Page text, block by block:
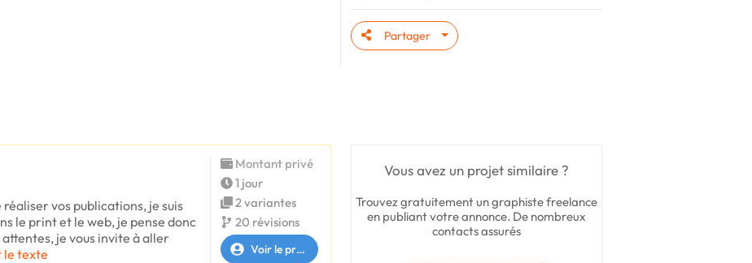
Partager
Vous avez un projet similaire ?
Trouvez gratuitement un graphiste freelance
en publiant votre annonce. De nombreux
contacts assurés
vos publications, je suis
le print et le web, je pense donc
je vous invite à aller
le texte
Montant privé
1 jour
2 variantes
20 révisions
Voir le profil